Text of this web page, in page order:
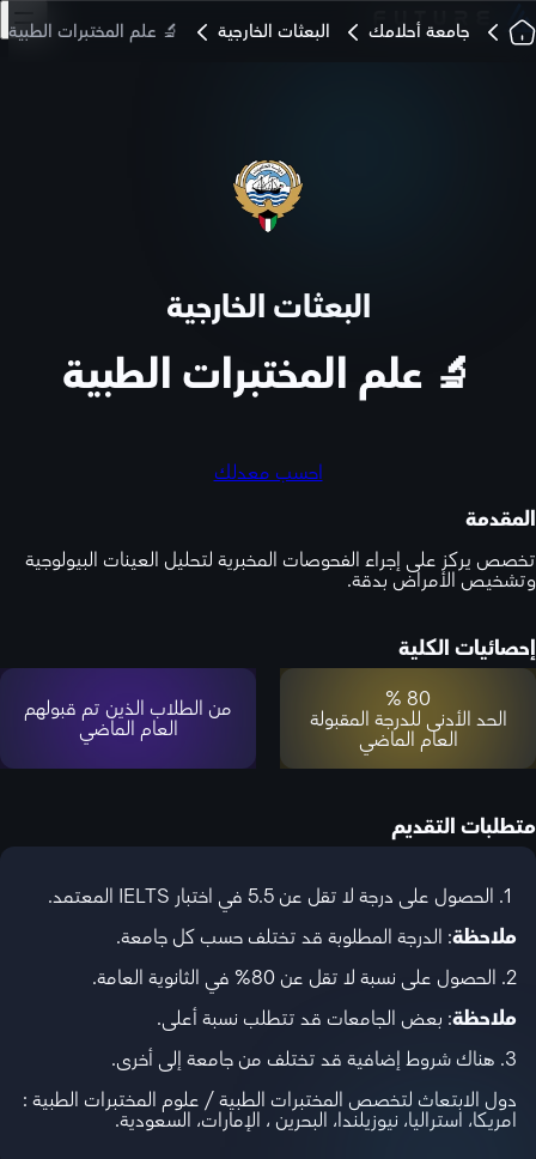
جامعة أحلامك البعثات الخارجية 🔬 علم المختبرات الطبية
البعثات الخارجية
🔬 علم المختبرات الطبية
احسب معدلك
المقدمة
تخصص يركز على إجراء الفحوصات المخبرية لتحليل العينات البيولوجية
وتشخيص الأمراض بدقة.
إحصائيات الكلية
80 %
الحد الأدنى للدرجة المقبولة
العام الماضي
من الطلاب الذين تم قبولهم
العام الماضي
متطلبات التقديم
ملاحظة: الدرجة المطلوبة قد تختلف حسب كل جامعة.
2. الحصول على نسبة لا تقل عن 80% في الثانوية العامة.
ملاحظة: بعض الجامعات قد تتطلب نسبة أعلى.
3. هناك شروط إضافية قد تختلف من جامعة إلى أخرى.
دول الابتعاث لتخصص المختبرات الطبية / علوم المختبرات الطبية :
امريكا، استراليا، نيوزيلندا، البحرين ، الإمارات، السعودية.